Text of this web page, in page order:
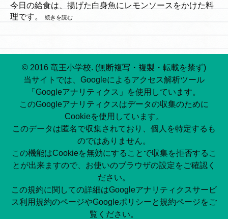
今日の給食は、揚げた白身魚にレモンソースをかけた料
理です。
続きを読む
© 2016 竜王小学校. (無断複写・複製・転載を禁ず)
当サイトでは、Googleによるアクセス解析ツール
「Googleアナリティクス」を使用しています。
このGoogleアナリティクスはデータの収集のために
Cookieを使用しています。
このデータは匿名で収集されており、個人を特定するも
のではありません。
この機能はCookieを無効にすることで収集を拒否するこ
とが出来ますので、お使いのブラウザの設定をご確認く
ださい。
この規約に関しての詳細はGoogleアナリティクスサービ
ス利用規約のページやGoogleポリシーと規約ページをご
覧ください。